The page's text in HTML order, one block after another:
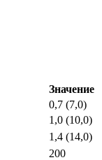
Значение
0,7 (7,0)
1,0 (10,0)
1,4 (14,0)
200